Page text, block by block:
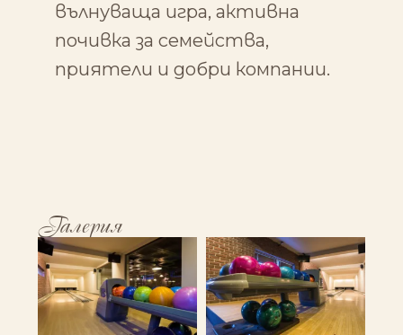
вълнуваща игра, активна
почивка за семейства,
приятели и добри компании.
Галерия